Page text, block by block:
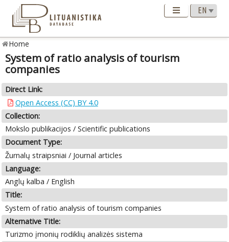
Home
System of ratio analysis of tourism
companies
Direct Link:
Open Access (CC) BY 4.0
Collection:
Mokslo publikacijos / Scientific publications
Document Type:
Žurnalų straipsniai / Journal articles
Language:
Anglų kalba / English
Title:
System of ratio analysis of tourism companies
Alternative Title:
Turizmo įmonių rodiklių analizės sistema